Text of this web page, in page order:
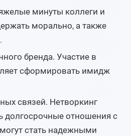
минуты коллеги и
морально, а также
бренда. Участие в
сформировать имидж
связей. Нетворкинг
долгосрочные отношения с
стать надежными